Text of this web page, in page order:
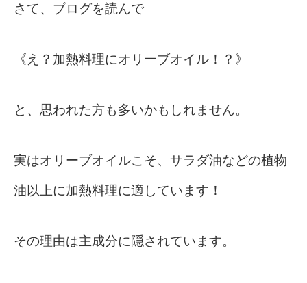
さて、ブログを読んで
《え？加熱料理にオリーブオイル！？》
と、思われた方も多いかもしれません。
実はオリーブオイルこそ、サラダ油などの植物
油以上に加熱料理に適しています！
その理由は主成分に隠されています。